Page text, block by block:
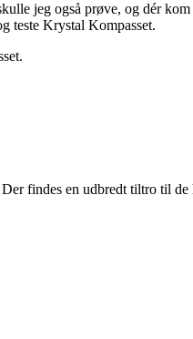
jeg også prøve, og dér
teste Krystal Kompasset.
findes en udbredt tiltro til de